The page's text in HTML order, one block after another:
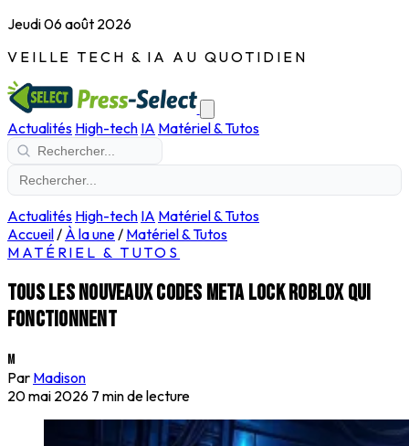
Jeudi 06 août 2026
VEILLE TECH & IA AU QUOTIDIEN
Actualités High-tech IA Matériel & Tutos
Actualités High-tech IA Matériel & Tutos
Accueil/ À la une/ Matériel & Tutos
MATÉRIEL & TUTOS
Tous les nouveaux codes Meta Lock Roblox qui
fonctionnent
M
Par Madison
20 mai 2026 7 min de lecture